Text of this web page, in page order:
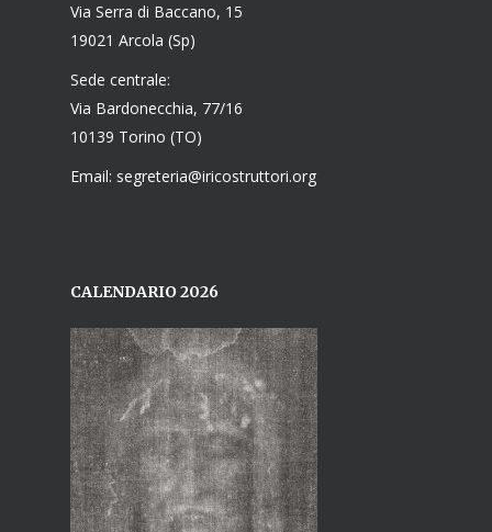
Via Serra di Baccano, 15
19021 Arcola (Sp)
Sede centrale:
Via Bardonecchia, 77/16
10139 Torino (TO)
Email: segreteria@iricostruttori.org
CALENDARIO 2026